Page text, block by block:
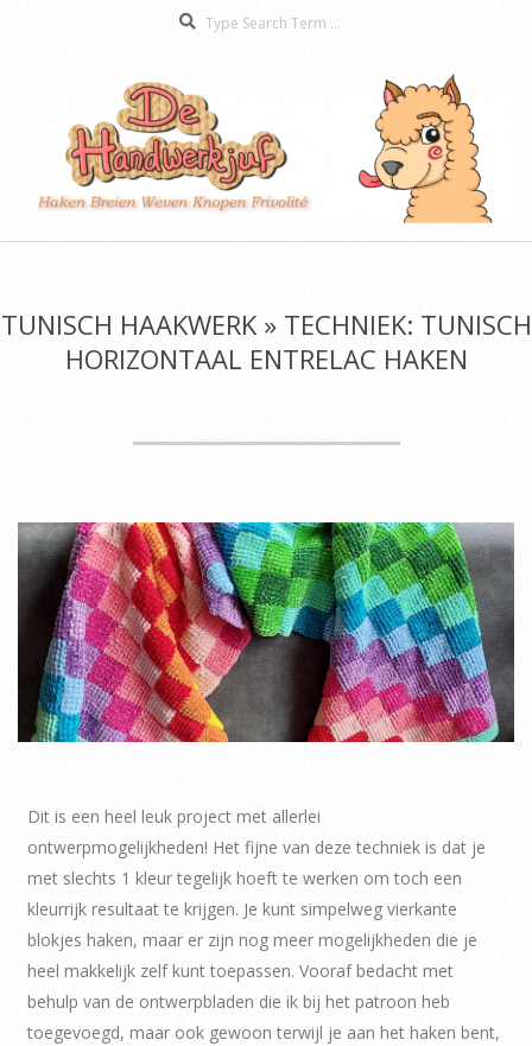
De
Menu
TUNISCH HAAKWERK » TECHNIEK: TUNISCH
HORIZONTAAL ENTRELAC HAKEN
Dit is een heel leuk project met allerlei
ontwerpmogelijkheden! Het fijne van deze techniek is dat je
met slechts 1 kleur tegelijk hoeft te werken om toch een
kleurrijk resultaat te krijgen. Je kunt simpelweg vierkante
blokjes haken, maar er zijn nog meer mogelijkheden die je
heel makkelijk zelf kunt toepassen. Vooraf bedacht met
behulp van de ontwerpbladen die ik bij het patroon heb
toegevoegd, maar ook gewoon terwijl je aan het haken bent,